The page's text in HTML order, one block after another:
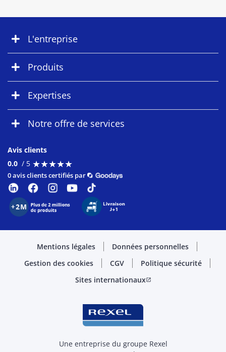
L'entreprise
Produits
Expertises
Notre offre de services
Avis clients
0.0 / 5 ★★★★★
★★★★★
0 avis clients certifiés par
Mentions légales
Données personnelles
Gestion des cookies
CGV
Politique sécurité
Sites internationauxopen_in_new
Une entreprise du groupe Rexel